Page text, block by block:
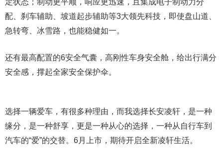
定状态；制动更平顺，响应更迅速，且集成电子制动力分
配、刹车辅助、坡道起步辅助等3大领先科技，即使盘山道、
急转弯、冰雪路，也能稳健如一。
还有最高配置的6安全气囊，高刚性车身安全舱，给出行满分
安全感，撑起全家安全保护伞。
选择一辆爱车，有很多种理由，而我选择长安凌轩，是一种
缘分，是一种舒享，更是一种从心的选择，一种从自行车到
汽车的“爱”的交替。6月上市，期待开启全新凌轩生活。